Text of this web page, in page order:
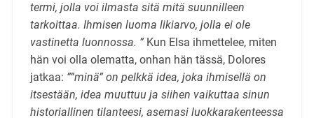
termi, jolla voi ilmasta sitä mitä suunnilleen
tarkoittaa. Ihmisen luoma likiarvo, jolla ei ole
vastinetta luonnossa. ” Kun Elsa ihmettelee, miten
hän voi olla olematta, onhan hän tässä, Dolores
jatkaa: ””minä” on pelkkä idea, joka ihmisellä on
itsestään, idea muuttuu ja siihen vaikuttaa sinun
historiallinen tilanteesi, asemasi luokkarakenteessa